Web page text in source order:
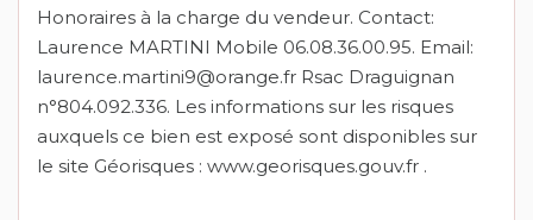
Honoraires à la charge du vendeur. Contact:
Laurence MARTINI Mobile 06.08.36.00.95. Email:
laurence.martini9@orange.fr Rsac Draguignan
n°804.092.336. Les informations sur les risques
auxquels ce bien est exposé sont disponibles sur
le site Géorisques : www.georisques.gouv.fr .